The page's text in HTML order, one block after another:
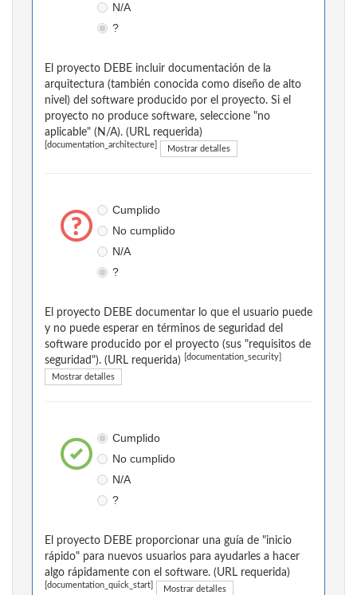
N/A
?
El proyecto DEBE incluir documentación de la
arquitectura (también conocida como diseño de alto
nivel) del software producido por el proyecto. Si el
proyecto no produce software, seleccione "no
aplicable" (N/A). (URL requerida)
[documentation_architecture] Mostrar detalles
Cumplido
No cumplido
N/A
?
El proyecto DEBE documentar lo que el usuario puede
y no puede esperar en términos de seguridad del
software producido por el proyecto (sus "requisitos de
seguridad"). (URL requerida)
[documentation_security]
Mostrar detalles
Cumplido
No cumplido
N/A
?
El proyecto DEBE proporcionar una guía de "inicio
rápido" para nuevos usuarios para ayudarles a hacer
algo rápidamente con el software. (URL requerida)
[documentation_quick_start] Mostrar detalles